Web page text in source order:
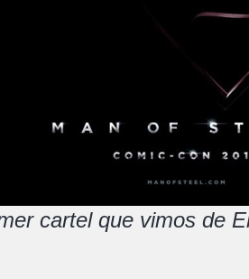
cartel que vimos de